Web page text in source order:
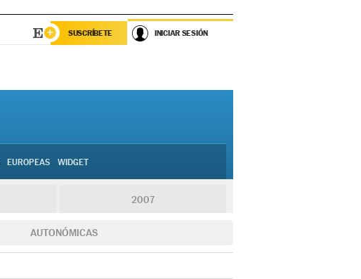
SUSCRÍBETE INICIAR SESIÓN
EUROPEAS WIDGET
2007
AUTONÓMICAS